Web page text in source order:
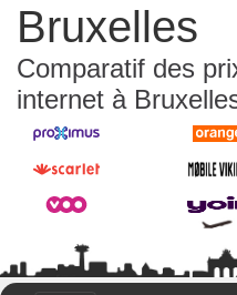
Bruxelles
Comparatif des
internet à